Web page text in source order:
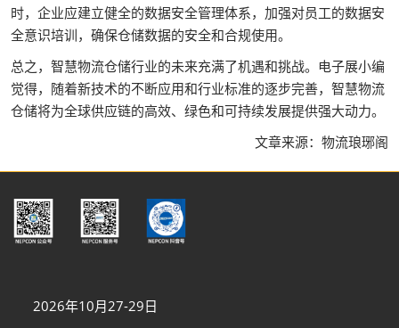
时，企业应建立健全的数据安全管理体系，加强对员工的数据安
全意识培训，确保仓储数据的安全和合规使用。
总之，智慧物流仓储行业的未来充满了机遇和挑战。电子展小编
觉得，随着新技术的不断应用和行业标准的逐步完善，智慧物流
仓储将为全球供应链的高效、绿色和可持续发展提供强大动力。
文章来源：物流琅琊阁
2026年10月27-29日